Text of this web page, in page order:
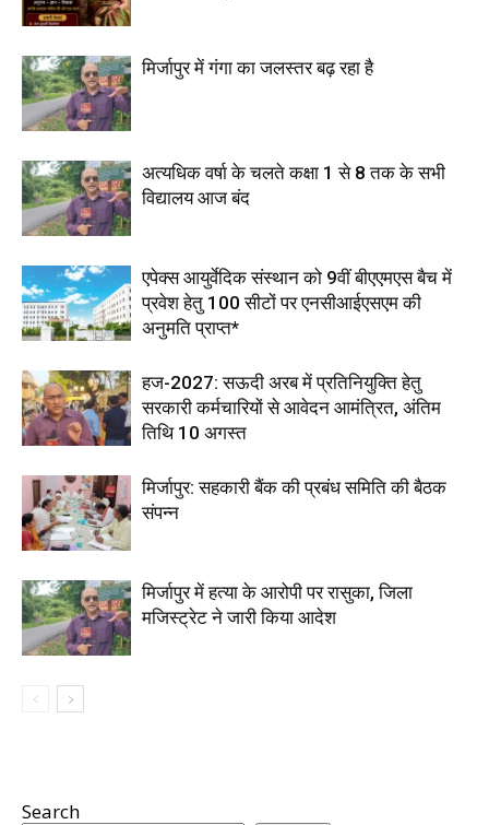
मिर्जापुर में गंगा का जलस्तर बढ़ रहा है
अत्यधिक वर्षा के चलते कक्षा 1 से 8 तक के सभी
विद्यालय आज बंद
एपेक्स आयुर्वेदिक संस्थान को 9वीं बीएएमएस बैच में
प्रवेश हेतु 100 सीटों पर एनसीआईएसएम की
अनुमति प्राप्त*
हज-2027: सऊदी अरब में प्रतिनियुक्ति हेतु
सरकारी कर्मचारियों से आवेदन आमंत्रित, अंतिम
तिथि 10 अगस्त
मिर्जापुर: सहकारी बैंक की प्रबंध समिति की बैठक
संपन्न
मिर्जापुर में हत्या के आरोपी पर रासुका, जिला
मजिस्ट्रेट ने जारी किया आदेश
Search